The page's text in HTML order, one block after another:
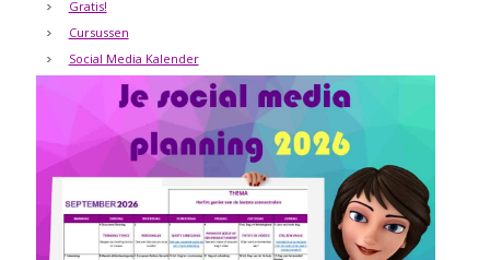
Gratis!
Cursussen
Social Media Kalender